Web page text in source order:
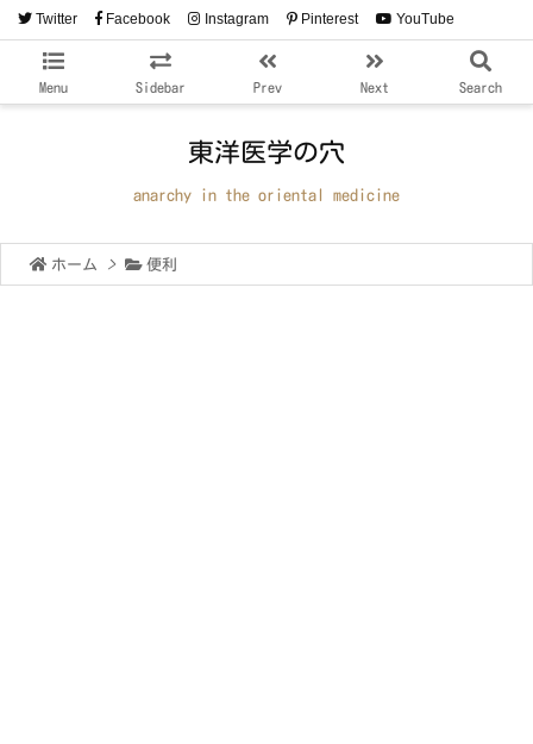
Menu Sidebar Prev Next Search
Twitter Facebook Instagram Pinterest YouTube
RSS
東洋医学の穴
anarchy in the oriental medicine
ホーム > 便利